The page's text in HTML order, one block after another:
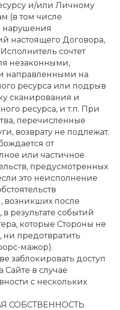
и/или Личному
(в том числе
нарушения
настоящего Договора,
сочтет
незаконными,
направленными на
ресурса или подрыв
сканирования и
ресурса, и т.п. При
перечисленные
возврату не подлежат.
от
или частичное
предусмотренных
это неисполнение
после
результате событий
которые Стороны не
предотвратить
мажор).
заблокировать доступ
Сайте в случае
с нескольких
СОБСТВЕННОСТЬ